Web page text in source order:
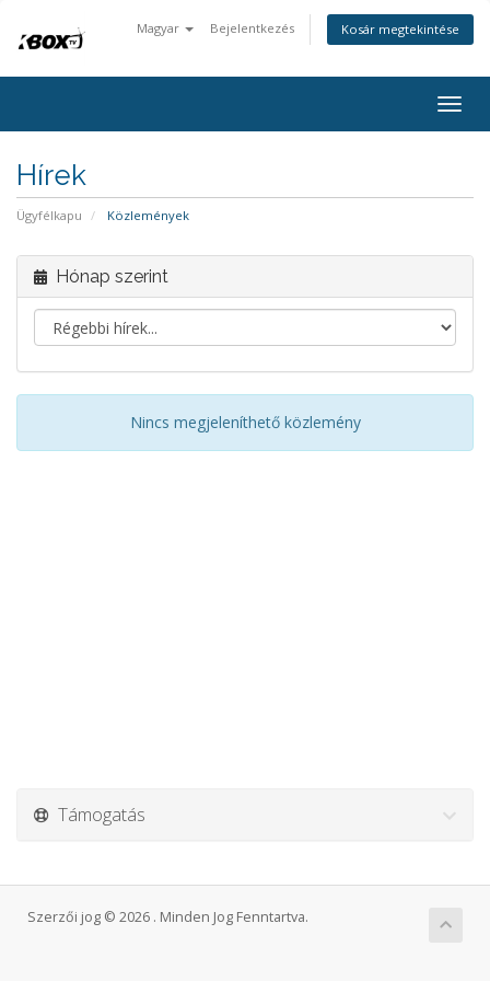
Magyar Bejelentkezés Kosár megtekintése
Hírek
Ügyfélkapu Közlemények
Hónap szerint
Nincs megjeleníthető közlemény
Támogatás
Szerzői jog © 2026 . Minden Jog Fenntartva.